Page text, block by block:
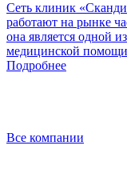
Сеть клиник
работают на рынке
она является одной
медицинской
Подробнее
Все компании